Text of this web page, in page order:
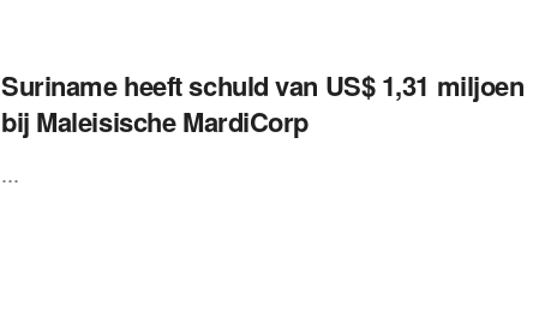
Suriname heeft schuld van US$ 1,31 miljoen
bij Maleisische MardiCorp
...